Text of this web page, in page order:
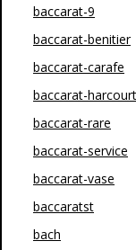
baccarat-9
baccarat-benitier
baccarat-carafe
baccarat-harcourt
baccarat-rare
baccarat-service
baccarat-vase
baccaratst
bach